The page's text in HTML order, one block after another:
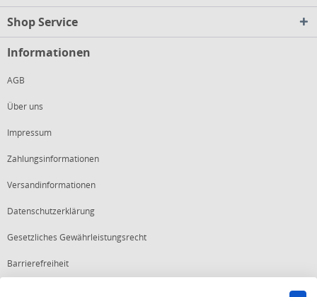
Shop Service
Informationen
AGB
Über uns
Impressum
Zahlungsinformationen
Versandinformationen
Datenschutzerklärung
Gesetzliches Gewährleistungsrecht
Barrierefreiheit